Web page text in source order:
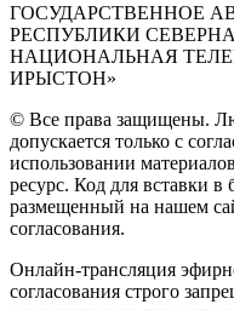
ГОСУДАРСТВЕННОЕ
РЕСПУБЛИКИ
НАЦИОНАЛЬНАЯ
ИРЫСТОН»
© Все права защищены.
допускается только с
использовании
ресурс. Код для вставки в
размещенный на нашем
согласования.
Онлайн-трансляция
согласования строго